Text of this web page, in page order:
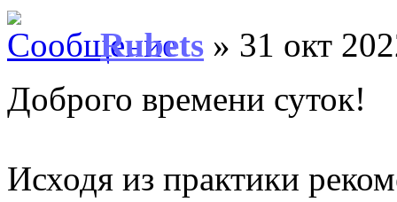
Rubets » 31 окт
Доброго времени суток!
Исходя из практики